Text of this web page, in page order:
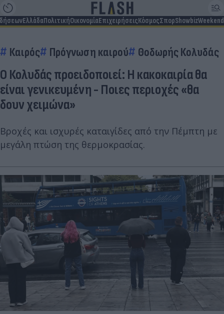
ΕλλάδαΠολιτικήΟικονομίαΕπιχειρήσειςΚόσμοςΣπορShowbizWeekend
Καιρός Πρόγνωση καιρού Θοδωρής Κολυδάς
Ο Κολυδάς προειδοποιεί: Η κακοκαιρία θα
είναι γενικευμένη - Ποιες περιοχές «θα
δουν χειμώνα»
Βροχές και ισχυρές καταιγίδες από την Πέμπτη με
μεγάλη πτώση της θερμοκρασίας.